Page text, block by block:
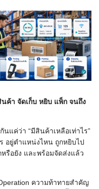
ค้า จัดเก็บ หยิบ แพ็ก จนถึง
แค่ว่า “มีสินค้าเหลือเท่าไร”
อยู่ตำแหน่งไหน ถูกหยิบไป
รือยัง และพร้อมจัดส่งแล้ว
ความท้าทายสำคัญ